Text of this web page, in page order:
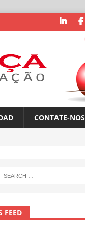
CONTATE-NOS
FEED